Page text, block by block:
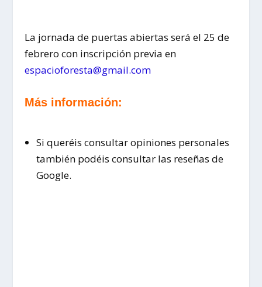
La jornada de puertas abiertas será el 25 de
febrero con inscripción previa en
espacioforesta@gmail.com
Más información:
Si queréis consultar opiniones personales
también podéis consultar las reseñas de
Google.